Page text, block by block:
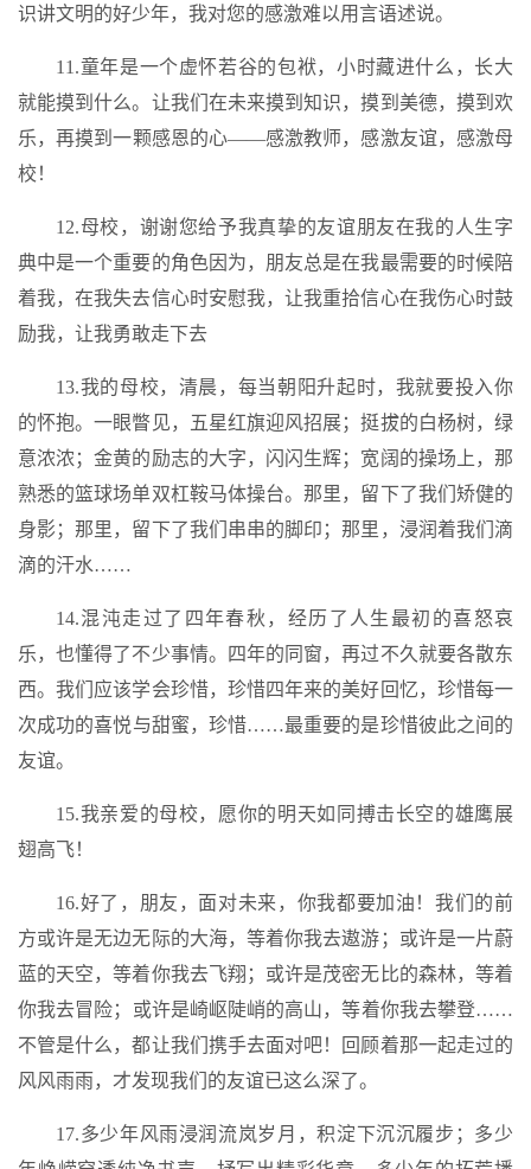
识讲文明的好少年，我对您的感激难以用言语述说。
11.童年是一个虚怀若谷的包袱，小时藏进什么，长大
就能摸到什么。让我们在未来摸到知识，摸到美德，摸到欢
乐，再摸到一颗感恩的心——感激教师，感激友谊，感激母
校！
12.母校，谢谢您给予我真挚的友谊朋友在我的人生字
典中是一个重要的角色因为，朋友总是在我最需要的时候陪
着我，在我失去信心时安慰我，让我重拾信心在我伤心时鼓
励我，让我勇敢走下去
13.我的母校，清晨，每当朝阳升起时，我就要投入你
的怀抱。一眼瞥见，五星红旗迎风招展；挺拔的白杨树，绿
意浓浓；金黄的励志的大字，闪闪生辉；宽阔的操场上，那
熟悉的篮球场单双杠鞍马体操台。那里，留下了我们矫健的
身影；那里，留下了我们串串的脚印；那里，浸润着我们滴
滴的汗水……
14.混沌走过了四年春秋，经历了人生最初的喜怒哀
乐，也懂得了不少事情。四年的同窗，再过不久就要各散东
西。我们应该学会珍惜，珍惜四年来的美好回忆，珍惜每一
次成功的喜悦与甜蜜，珍惜……最重要的是珍惜彼此之间的
友谊。
15.我亲爱的母校，愿你的明天如同搏击长空的雄鹰展
翅高飞！
16.好了，朋友，面对未来，你我都要加油！我们的前
方或许是无边无际的大海，等着你我去遨游；或许是一片蔚
蓝的天空，等着你我去飞翔；或许是茂密无比的森林，等着
你我去冒险；或许是崎岖陡峭的高山，等着你我去攀登……
不管是什么，都让我们携手去面对吧！回顾着那一起走过的
风风雨雨，才发现我们的友谊已这么深了。
17.多少年风雨浸润流岚岁月，积淀下沉沉履步；多少